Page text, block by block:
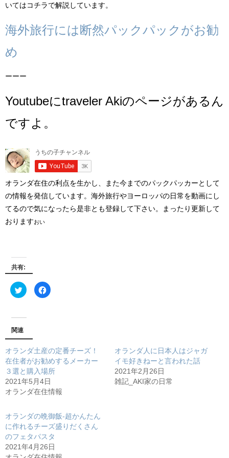
いてはコチラで解説しています。
海外旅行には断然パックパックがお勧
め
ーーー
Youtubeにtraveler Akiのページがあるん
ですよ。
オランダ在住の利点を生かし、また今までのパックパッカーとして
の情報を発信しています。海外旅行やヨーロッパの日常を動画にし
てるので気になったら是非とも登録して下さい。まったり更新して
おりますおい
共有:
ク
リ
て
w
i
t
e
r
で
共
有
(新
し
ン
ド
ウ
で
開
き
ま
F
a
有
す
る
に
は
ク
リ
ッ
く
だ
さ
い
(新
し
い
関連
オランダ土産の定番チーズ！
在住者がお勧めするメーカー
３選と購入場所
2021年5月4日
オランダ在住情報
オランダ人に日本人はジャガ
イモ好きねーと言われた話
2021年2月26日
雑記_AKI家の日常
オランダの晩御飯-超かんたん
に作れるチーズ盛りだくさん
のフェタパスタ
2021年4月26日